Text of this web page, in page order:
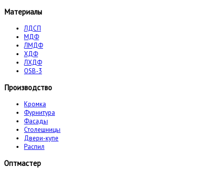
Материалы
ЛДСП
МДФ
ЛМДФ
ХДФ
ЛХДФ
OSB-3
Производство
Кромка
Фурнитура
Фасады
Столешницы
Двери-купе
Распил
Оптмастер